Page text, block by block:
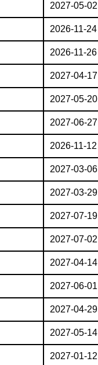
2027-05-02
2026-11-24
2026-11-26
2027-04-17
2027-05-20
2027-06-27
2026-11-12
2027-03-06
2027-03-29
2027-07-19
2027-07-02
2027-04-14
2027-06-01
2027-04-29
2027-05-14
2027-01-12